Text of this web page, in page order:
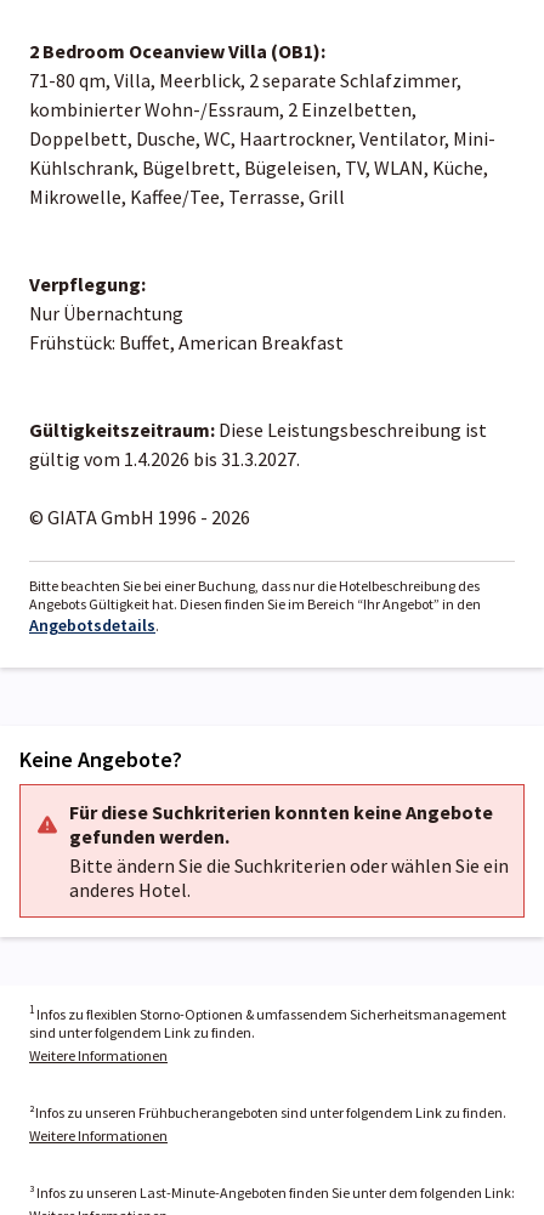
2 Bedroom Oceanview Villa (OB1):
71-80 qm, Villa, Meerblick, 2 separate Schlafzimmer,
kombinierter Wohn-/Essraum, 2 Einzelbetten,
Doppelbett, Dusche, WC, Haartrockner, Ventilator, Mini-
Kühlschrank, Bügelbrett, Bügeleisen, TV, WLAN, Küche,
Mikrowelle, Kaffee/Tee, Terrasse, Grill
Verpflegung:
Nur Übernachtung
Frühstück: Buffet, American Breakfast
Gültigkeitszeitraum: Diese Leistungsbeschreibung ist
gültig vom 1.4.2026 bis 31.3.2027.
© GIATA GmbH 1996 - 2026
Bitte beachten Sie bei einer Buchung, dass nur die Hotelbeschreibung des
Angebots Gültigkeit hat. Diesen finden Sie im Bereich “Ihr Angebot” in den
Angebotsdetails.
Keine Angebote?
Für diese Suchkriterien konnten keine Angebote
gefunden werden.
Bitte ändern Sie die Suchkriterien oder wählen Sie ein
anderes Hotel.
1 Infos zu flexiblen Storno-Optionen & umfassendem Sicherheitsmanagement
sind unter folgendem Link zu finden.
Weitere Informationen
²Infos zu unseren Frühbucherangeboten sind unter folgendem Link zu finden.
Weitere Informationen
³ Infos zu unseren Last-Minute-Angeboten finden Sie unter dem folgenden Link: